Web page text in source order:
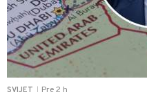
SVIJET Pre 2 h